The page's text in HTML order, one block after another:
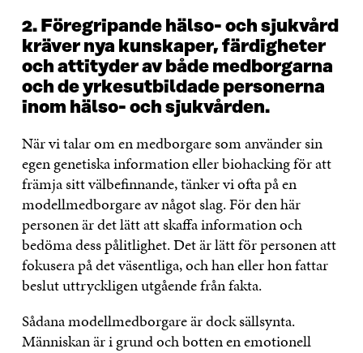
2. Föregripande hälso- och sjukvård
kräver nya kunskaper, färdigheter
och attityder av både medborgarna
och de yrkesutbildade personerna
inom hälso- och sjukvården.
När vi talar om en medborgare som använder sin
egen genetiska information eller biohacking för att
främja sitt välbefinnande, tänker vi ofta på en
modellmedborgare av något slag. För den här
personen är det lätt att skaffa information och
bedöma dess pålitlighet. Det är lätt för personen att
fokusera på det väsentliga, och han eller hon fattar
beslut uttryckligen utgående från fakta.
Sådana modellmedborgare är dock sällsynta.
Människan är i grund och botten en emotionell